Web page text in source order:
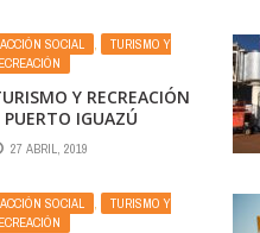
ACCIÓN SOCIAL
TURISMO Y
Y RECREACIÓN
PUERTO IGUAZÚ
27 ABRIL, 2019
ACCIÓN SOCIAL ,
TURISMO Y